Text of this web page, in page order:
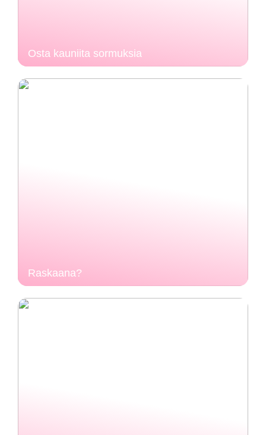
Osta kauniita sormuksia
Raskaana?